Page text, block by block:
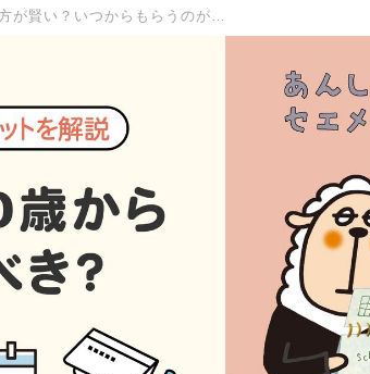
年金は60歳からもらった方が賢い？いつからもらうのがお得なのか徹底検証